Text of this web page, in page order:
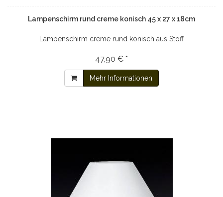
Lampenschirm rund creme konisch 45 x 27 x 18cm
Lampenschirm creme rund konisch aus Stoff
47,90 € *
Mehr Informationen